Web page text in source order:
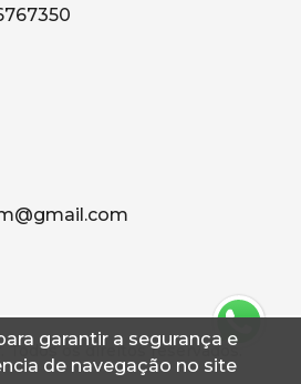
garantir a segurança e
de navegação no site
os direitos reservados.